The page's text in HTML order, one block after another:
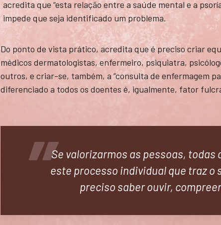
acredita que “esta relação entre a saúde mental e a
impede que seja identificado um problema.
Do ponto de vista prático, acredita que é preciso criar
médicos dermatologistas, enfermeiro, psiquiatra,
outros, e criar-se, também, a “consulta de enfermagem
diferenciado a todos os doentes é, igualmente, fator
Se valorizarmos as pessoas,
este processo individual que traz o
preciso saber ouvir,